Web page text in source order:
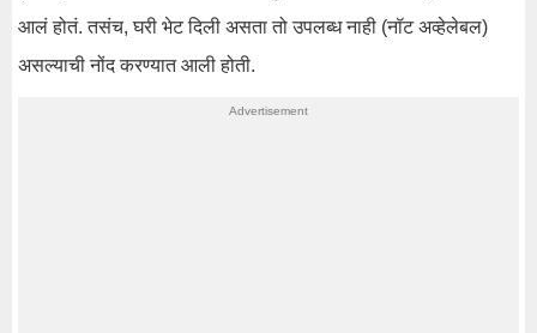
आलं होतं. तसंच, घरी भेट दिली असता तो उपलब्ध नाही (नॉट अव्हेलेबल)
असल्याची नोंद करण्यात आली होती.